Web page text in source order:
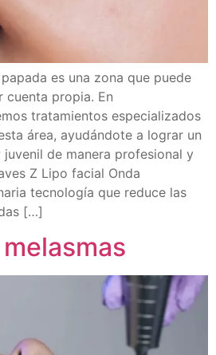
es una zona que puede
propia. En
tratamientos especializados
área, ayudándote a lograr un
de manera profesional y
Z Lipo facial Onda
tecnología que reduce las
[…]